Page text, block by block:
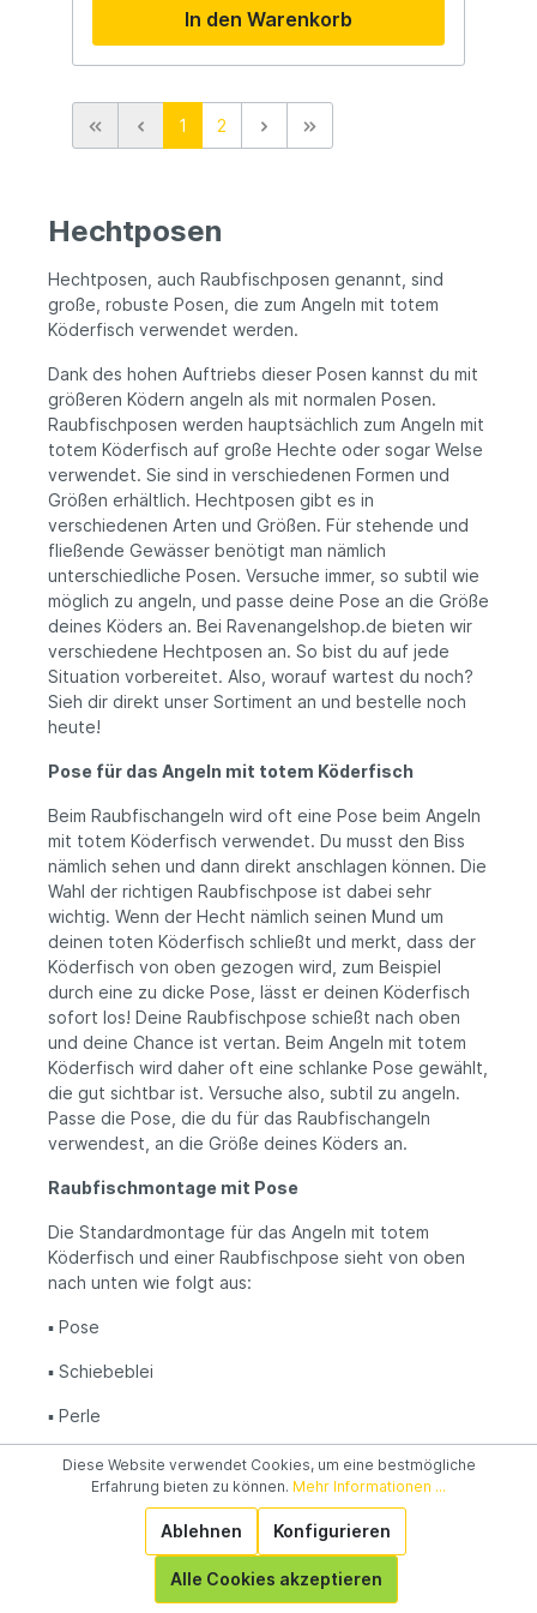
für beleuchtete Hechtposen entwickelt
und sorgen bei jeder Angelsession für eine
zuverlässige Bissanzeige. Dank der
diese CR425 Batterien eine konstante
Stromversorgung, sodass die Leuchtpose
sofort aktiviert wird, sobald die Batterie
nächtlicher Angelausflüge. Die Batterien
orangefarbene Kappe kompatibler
Leuchtposen einsetzen. So bist du
innerhalb weniger Sekunden einsatzbereit.
zusätzliche Batterien problemlos in der
Angeltasche oder Tacklebox
transportieren. Egal, ob du eine kurze
Abendsession, eine lange Nachtsession auf
Hecht oder das Angeln an großen Kanälen
planst – diese Batterien sorgen dafür, dass
deine Bissanzeige jederzeit optimal
sichtbar bleibt. Mit dem Rozemeijer CR425
Lithium Battery Pack hast du immer
zuverlässige Ersatzbatterien zur Hand,
damit du ohne Unterbrechungen
weiterangeln kannst. Wichtigste Merkmale:
Set mit 5 CR425 Lithiumbatterien Speziell
für beleuchtete Posen entwickelt
Geeignet für verschiedene beleuchtete
Raubfischposen Sofort einsatzbereit Sorgt
für optimale Sichtbarkeit und Bissanzeige
Kompaktes Format, leicht zu transportieren
In den Warenkorb
1 2
Hechtposen
Hechtposen, auch Raubfischposen genannt, sind
große, robuste Posen, die zum Angeln mit totem
Köderfisch verwendet werden.
Dank des hohen Auftriebs dieser Posen kannst du mit
größeren Ködern angeln als mit normalen Posen.
Raubfischposen werden hauptsächlich zum Angeln mit
totem Köderfisch auf große Hechte oder sogar Welse
verwendet. Sie sind in verschiedenen Formen und
Größen erhältlich. Hechtposen gibt es in
verschiedenen Arten und Größen. Für stehende und
fließende Gewässer benötigt man nämlich
unterschiedliche Posen. Versuche immer, so subtil wie
möglich zu angeln, und passe deine Pose an die Größe
deines Köders an. Bei Ravenangelshop.de bieten wir
verschiedene Hechtposen an. So bist du auf jede
Situation vorbereitet. Also, worauf wartest du noch?
Sieh dir direkt unser Sortiment an und bestelle noch
heute!
Pose für das Angeln mit totem Köderfisch
Beim Raubfischangeln wird oft eine Pose beim Angeln
mit totem Köderfisch verwendet. Du musst den Biss
nämlich sehen und dann direkt anschlagen können. Die
Wahl der richtigen Raubfischpose ist dabei sehr
wichtig. Wenn der Hecht nämlich seinen Mund um
deinen toten Köderfisch schließt und merkt, dass der
Köderfisch von oben gezogen wird, zum Beispiel
durch eine zu dicke Pose, lässt er deinen Köderfisch
sofort los! Deine Raubfischpose schießt nach oben
und deine Chance ist vertan. Beim Angeln mit totem
Köderfisch wird daher oft eine schlanke Pose gewählt,
die gut sichtbar ist. Versuche also, subtil zu angeln.
Passe die Pose, die du für das Raubfischangeln
verwendest, an die Größe deines Köders an.
Raubfischmontage mit Pose
Die Standardmontage für das Angeln mit totem
Köderfisch und einer Raubfischpose sieht von oben
nach unten wie folgt aus:
▪️ Pose
▪️ Schiebeblei
▪️ Perle
Wirbel
Vorfach mit Haken oder Drilling
Wenn du mit totem Köderfisch auf Raubfische angelst,
wähle nicht nur eine schöne Farbe, sondern achte
auch auf den Auftrieb und die Form der
Diese Website verwendet Cookies, um eine bestmögliche
Erfahrung bieten zu können. Mehr Informationen ...
Ablehnen Konfigurieren
Alle Cookies akzeptieren